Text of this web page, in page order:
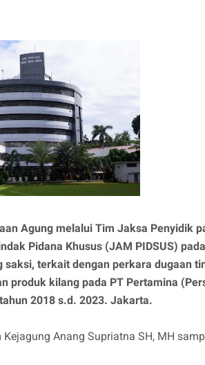
Agung melalui Tim Jaksa Penyidik
Pidana Khusus (JAM PIDSUS)
terkait dengan perkara dugaan
produk kilang pada PT Pertamina
2018 s.d. 2023. Jakarta.
Anang Supriatna SH, MH